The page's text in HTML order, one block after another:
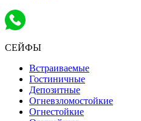
СЕЙФЫ
Встраиваемые
Гостиничные
Депозитные
Огневзломостойкие
Огнестойкие